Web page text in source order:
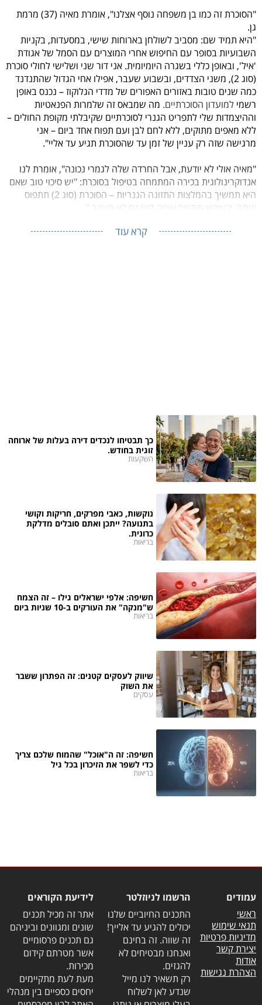
"הסוכרת זה כמו בן משפחה נוסף אצלנו", אומרת מאיה (37) מרמת
גן.
"היא תמיד שם: מסביב לשולחן בארוחות שישי, במסעדות, בקניות
השבועיות בסופר עם החיפוש אחרי המוצרים עם הסמל של אגודת
'איל', ובאופן כללי בשגרה היומיומית. אני דור שני ושלישי לחולי סוכרת
(סוג 2), משני הצדדים, ובשבוע שעבר, אפילו אחי הגדול שהתנדנד
כמה שנים טובות באזורים האפורים של מדדי הגלוקוז – נכנס באופן
רשמי למועדון הסוכרתיים. מה שמבאס זה שלמרות הפנאטיות
וההיצמדות שלי לתפריט הגנרי לסוכרתיים שקיבלתי מקופת החולים –
ללא מאפים מתוקים, ללא לחם לבן ועם תפוח אחד ביום – אני
מרגישה שזה רק עניין של זמן עד שהסוכרת תגיע עד אליי".
"מאיה אולי לא יודעת, אבל החרדה שלה לגמרי נכונה", אומרת לנו
אנדוקרינולוגית בכירה המתמחה בטיפול בסוכרת: "יש סיכוי טוב שאם
היא תמשיך בהמלצות התזונה הגנריות – הסוכרת (סוג 2) תתפוס
אותה, וכשהיא תתפוס אותה היא גם לא תעזוב."
קרא עוד
כך תבטיחו לנכדים דירה בעלות של ארוחה
זוגית בחודש.
השקעות
נוקשות, כאבי מפרקים, חריקות וקושי
בתנועה? ייתכן ואתם סובלים מדלקת
כרונית.
בריאות
חשיפה: אלפי ישראלים גילו – זה הצמח
ש"מנקה" את העורקים ב-10 שניות ביום
בריאות
שיווק לעסקים קטנים: זה הפתרון ששבר
את השוק
עסקים
חשיפה: זה ה"אוכל" שהמוח שלכם צריך
כדי לשפר את הזיכרון בכל גיל
בריאות
עמודים
ראשי
תנאי שימוש
מדיניות פרטיות
יצירת קשר
אודות
הצהרת נגישות
הרשמו לניוזלטר
התכנים החיוביים שלנו
יכולים להגיע עד אלייך!
זה שווה. זה בחינם
ואנחנו מבטיחים לא
להגזים.
רק תשאיר לנו מייל
שנדע לאן לשלוח
לידיעת הקוראים
אתר זה מכיל תכנים
שונים ומגוונים וביניהם
גם תכנים פרסומיים
אשר מטרתם קידום
מכירות.
מעת לעת מתקיימים
יחסים כספיים בין מנהלי